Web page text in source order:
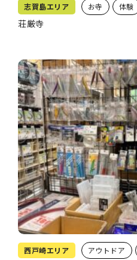
志賀島エリア お寺 体験
荘厳寺
西戸崎エリア アウトドア